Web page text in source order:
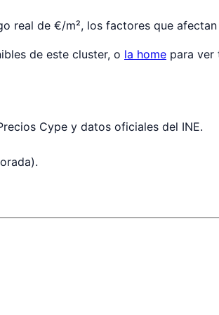
real de €/m², los factores que
de este cluster, o la home para ver
Cype y datos oficiales del INE.